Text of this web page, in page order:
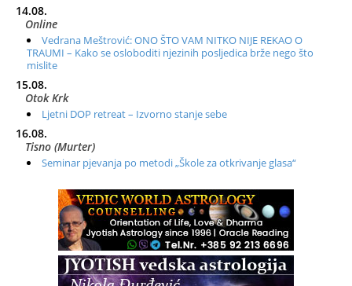
14.08.
Online
Vedrana Meštrović: ONO ŠTO VAM NITKO NIJE REKAO O
TRAUMI – Kako se osloboditi njezinih posljedica brže nego što
mislite
15.08.
Otok Krk
Ljetni DOP retreat – Izvorno stanje sebe
16.08.
Tisno (Murter)
Seminar pjevanja po metodi „Škole za otkrivanje glasa“
Radionica: Pomagači iz drugih dimenzija Online – otvoreno za
Zagreb+Online
Osnovni ThetaHealing® tečaj, Zagreb i Online